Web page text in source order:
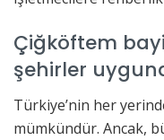
Çiğköftem
şehirler
Türkiye’nin her
mümkündür. Ancak,